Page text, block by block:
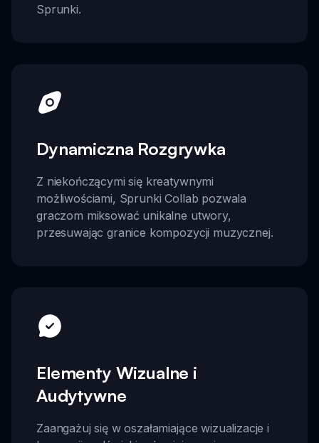
Sprunki.
Dynamiczna Rozgrywka
Z niekończącymi się kreatywnymi
możliwościami, Sprunki Collab pozwala
graczom miksować unikalne utwory,
przesuwając granice kompozycji muzycznej.
Elementy Wizualne i
Audytywne
Zaangażuj się w oszałamiające wizualizacje i